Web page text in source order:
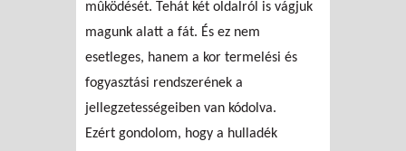
mûködését. Tehát két oldalról is vágjuk
magunk alatt a fát. És ez nem
esetleges, hanem a kor termelési és
fogyasztási rendszerének a
jellegzetességeiben van kódolva.
Ezért gondolom, hogy a hulladék